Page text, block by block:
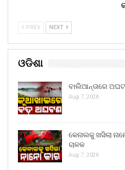
PREV NEXT
ଓଡିଶା
ବାଲିଆନ୍ତାରେ
Aug 7, 2026
କେନାଲକୁ ଖସିଲା
ଚାଳକ
Aug 7, 2026